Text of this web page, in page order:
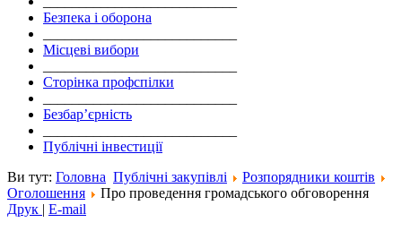
Безпека і оборона
Місцеві вибори
Сторінка профспілки
Безбар’єрність
Публічні інвестиції
Ви тут: Головна Публічні закупівлі
Розпорядники коштів
Оголошення
Про проведення громадського обговорення
Друк | E-mail